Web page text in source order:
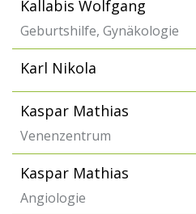
Kallabis Wolfgang
Geburtshilfe, Gynäkologie
Karl Nikola
Kaspar Mathias
Venenzentrum
Kaspar Mathias
Angiologie